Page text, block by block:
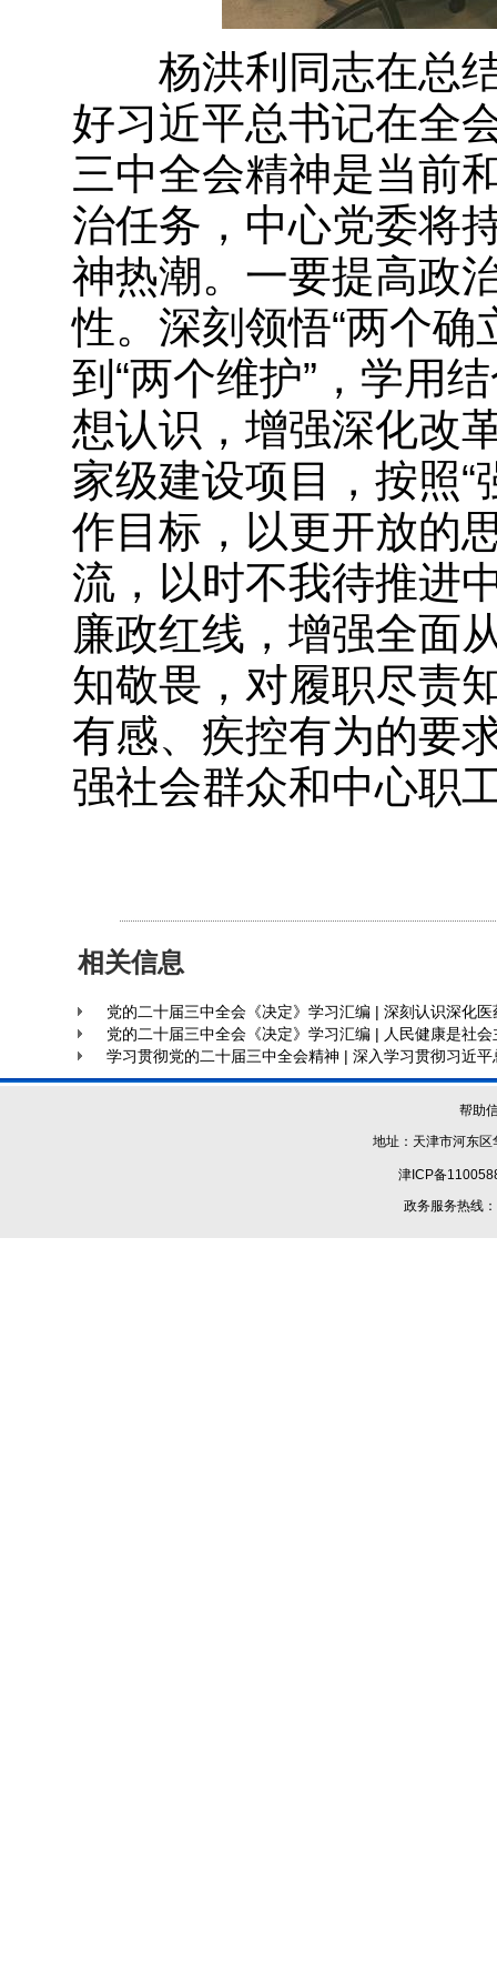
杨洪利同志在总结
好习近平总书记在全
三中全会精神是当前
治任务，中心党委将
神热潮。一要提高政
性。深刻领悟“两个确
到“两个维护”，学用
想认识，增强深化改
家级建设项目，按照
作目标，以更开放的
流，以时不我待推进
廉政红线，增强全面
知敬畏，对履职尽责
有感、疾控有为的要
强社会群众和中心职
相关信息
党的二十届三中全会《决定》学习汇编 | 深刻认识深化
党的二十届三中全会《决定》学习汇编 | 人民健康是社
学习贯彻党的二十届三中全会精神 | 深入学习贯彻习近
帮助
地址：天津市河
津ICP备
政务服务热线